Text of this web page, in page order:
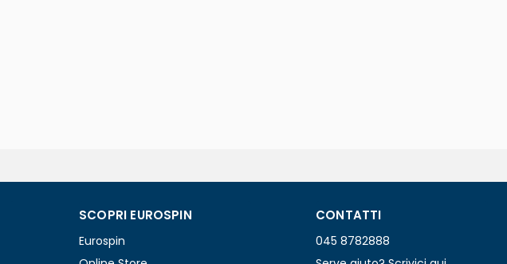
SCOPRI EUROSPIN
Eurospin
CONTATTI
045 8782888